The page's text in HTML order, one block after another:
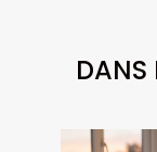
DANS